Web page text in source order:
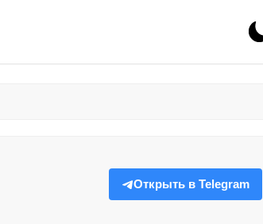
Открыть в Telegram